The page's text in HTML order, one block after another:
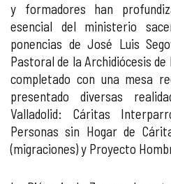
y formadores han
esencial del ministerio
ponencias de José Luis
Pastoral de la Archidiócesis
completado con una mesa
presentado diversas
Valladolid: Cáritas
Personas sin Hogar de
(migraciones) y Proyecto